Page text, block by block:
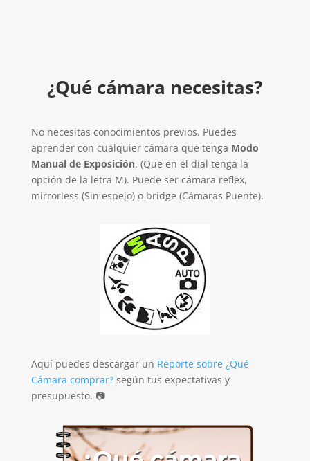
¿Qué cámara necesitas?
No necesitas conocimientos previos. Puedes
aprender con cualquier cámara que tenga Modo
Manual de Exposición. (Que en el dial tenga la
opción de la letra M). Puede ser cámara reflex,
mirrorless (Sin espejo) o bridge (Cámaras Puente).
Aquí puedes descargar un Reporte sobre ¿Qué
Cámara comprar?según tus expectativas y
presupuesto. 📷